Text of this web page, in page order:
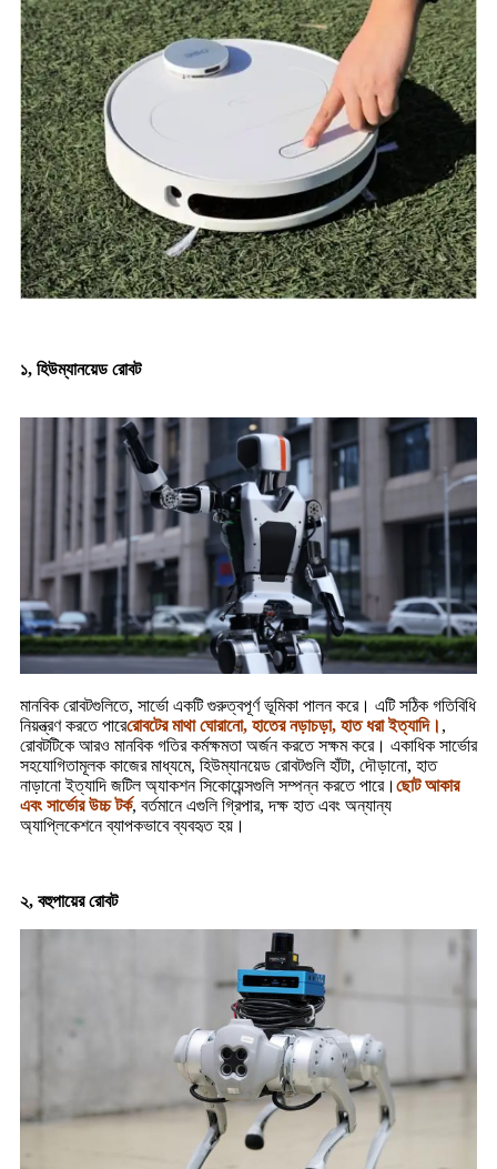
১, হিউম্যানয়েড রোবট
মানবিক রোবটগুলিতে, সার্ভো একটি গুরুত্বপূর্ণ ভূমিকা পালন করে। এটি সঠিক গতিবিধি
নিয়ন্ত্রণ করতে পারেরোবটের মাথা ঘোরানো, হাতের নড়াচড়া, হাত ধরা ইত্যাদি। ,
রোবটটিকে আরও মানবিক গতির কর্মক্ষমতা অর্জন করতে সক্ষম করে। একাধিক সার্ভোর
সহযোগিতামূলক কাজের মাধ্যমে, হিউম্যানয়েড রোবটগুলি হাঁটা, দৌড়ানো, হাত
নাড়ানো ইত্যাদি জটিল অ্যাকশন সিকোয়েন্সগুলি সম্পন্ন করতে পারে। ছোট আকার
এবং সার্ভোর উচ্চ টর্ক, বর্তমানে এগুলি গ্রিপার, দক্ষ হাত এবং অন্যান্য
অ্যাপ্লিকেশনে ব্যাপকভাবে ব্যবহৃত হয়।
২, বহুপায়ের রোবট